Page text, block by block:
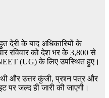
देरी के बाद अधिकारियों के
रविवार को देश भर के 3,800 से
(UG) के लिए उपस्थित हुए।
थी और उत्तर कुंजी, प्रश्न पत्र और
पर जल्द ही जारी की जाएगी।